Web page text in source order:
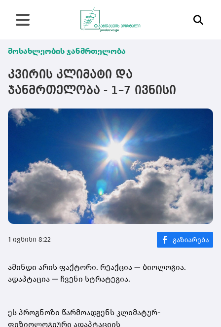
მოსახლეობის ჯანმრთელობა
კვირის კლიმატი და
ჯანმრთელობა - 1–7 ივნისი
1 ივნისი 8:22
ამინდი არის ფაქტორი. რეაქცია — ბიოლოგია.
ადაპტაცია — ჩვენი სტრატეგია.
ეს პროგნოზი წარმოადგენს კლიმატურ-
ფიზიოლოგიური ადაპტაციის